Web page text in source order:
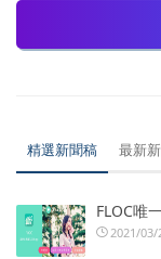
精選新聞稿 最新
FLOC唯
2021/03/